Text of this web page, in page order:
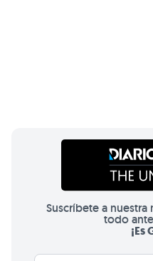
Suscríbete a
todo
¡Es